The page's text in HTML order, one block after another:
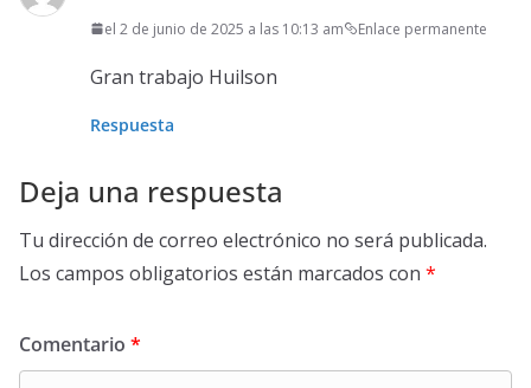
el 2 de junio de 2025 a las 10:13 am Enlace permanente
Gran trabajo Huilson
Respuesta
Deja una respuesta
Tu dirección de correo electrónico no será publicada.
Los campos obligatorios están marcados con *
Comentario *